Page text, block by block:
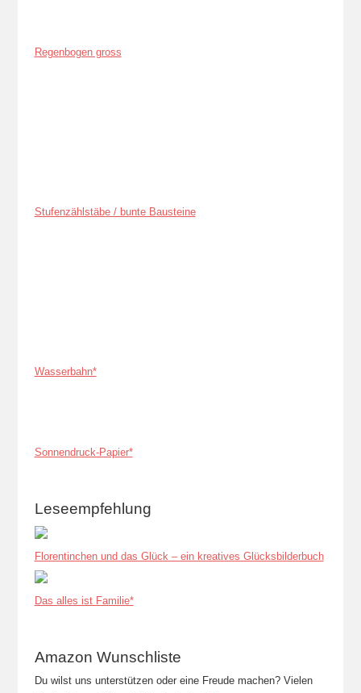
Regenbogen gross
Stufenzählstäbe / bunte Bausteine
Wasserbahn*
Sonnendruck-Papier*
Leseempfehlung
Florentinchen und das Glück – ein kreatives Glücksbilderbuch
Das alles ist Familie*
Amazon Wunschliste
Du wilst uns unterstützen oder eine Freude machen? Vielen